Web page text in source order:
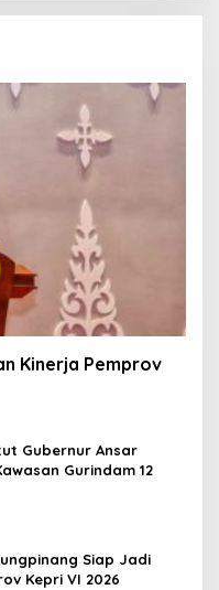
Kinerja Pemprov
Gubernur Ansar
Gurindam 12
Siap Jadi
Kepri VI 2026